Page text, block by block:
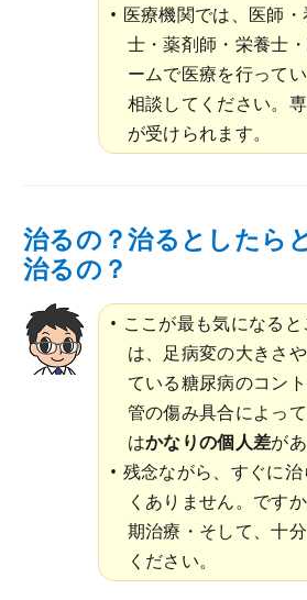
医療機関では、医師
士・薬剤師・栄養士
ームで医療を行って
相談してください。
が受けられます。
治るの？治るとしたら
治るの？
ここが最も気になる
は、足病変の大きさ
ている糖尿病のコン
管の傷み具合によっ
はかなりの個人差が
残念ながら、すぐに
くありません。です
期治療・そして、十
ください。